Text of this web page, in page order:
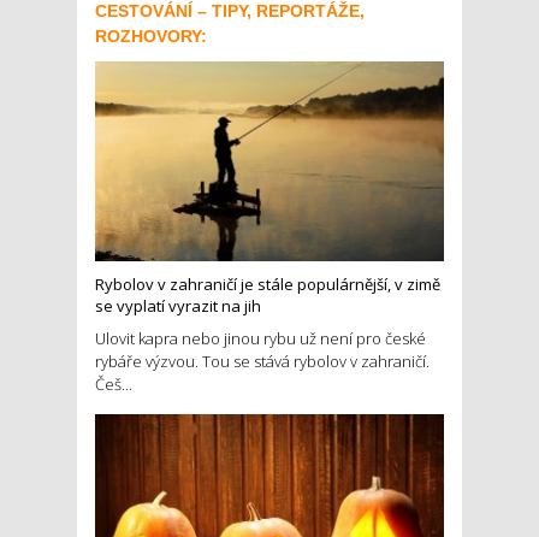
CESTOVÁNÍ – TIPY, REPORTÁŽE,
ROZHOVORY:
Rybolov v zahraničí je stále populárnější, v zimě
se vyplatí vyrazit na jih
Ulovit kapra nebo jinou rybu už není pro české
rybáře výzvou. Tou se stává rybolov v zahraničí.
Češ...